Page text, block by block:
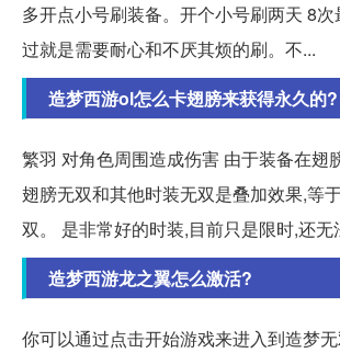
多开点小号刷装备。开个小号刷两天 8
过就是需要耐心和不厌其烦的刷。不...
造梦西游ol怎么卡翅膀来获得永久的?
繁羽 对角色周围造成伤害 由于装备在翅
翅膀无双和其他时装无双是叠加效果,等
双。 是非常好的时装,目前只是限时,还无
造梦西游龙之翼怎么激活?
你可以通过点击开始游戏来进入到造梦